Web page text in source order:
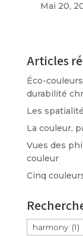
Mai 20,
Articles
Éco-
durabilité
Les
La couleur,
Vues des
couleur
Cinq
Étiquettes